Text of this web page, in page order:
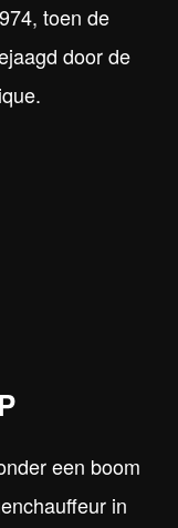
toen de
door de
een boom
in